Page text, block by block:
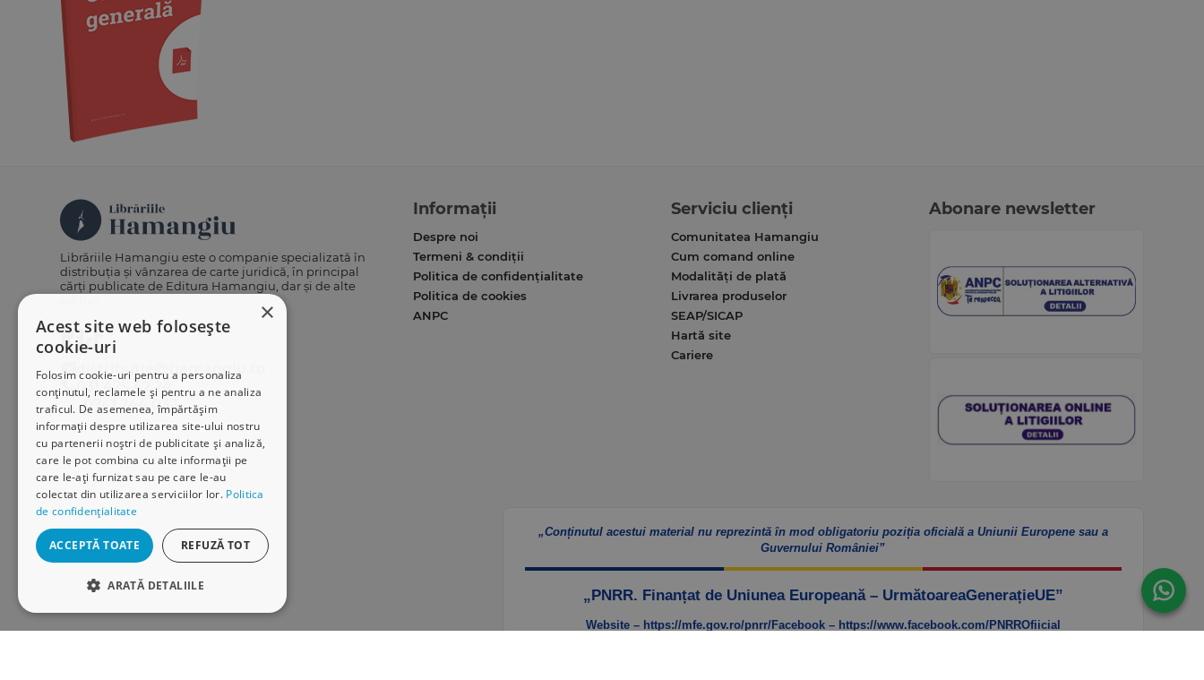
Teoria generală a dreptului
Variae
×
Acest site web folosește
cookie-uri
Folosim cookie-uri pentru a personaliza
conținutul, reclamele și pentru a ne analiza
traficul. De asemenea, împărtășim
informații despre utilizarea site-ului nostru
cu partenerii noștri de publicitate și analiză,
care le pot combina cu alte informații pe
care le-ați furnizat sau pe care le-au
colectat din utilizarea serviciilor lor. Politica
de confidențialitate
ACCEPTĂ TOATE REFUZĂ TOT
ARATĂ DETALIILE
Librăriile Hamangiu este o companie specializată în
distribuția și vânzarea de carte juridică, în principal
cărți publicate de Editura Hamangiu, dar și de alte
distributie@hamangiu.ro
031 425 42 24
0741 244 032
Informații
Despre noi
Termeni & condiții
Politica de confidențialitate
Politica de cookies
ANPC
Serviciu clienți
Comunitatea Hamangiu
Cum comand online
Modalități de plată
Livrarea produselor
SEAP/SICAP
Hartă site
Cariere
Abonare newsletter
„Conținutul acestui material nu reprezintă în mod obligatoriu poziția oficială a Uniunii Europene sau a
Guvernului României”
„PNRR. Finanțat de Uniunea Europeană – UrmătoareaGenerațieUE”
Website – https://mfe.gov.ro/pnrr/Facebook – https://www.facebook.com/PNRROfiicial